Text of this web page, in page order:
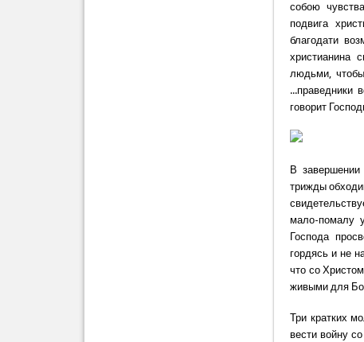
собою
подвига
благодати
христианина
людьми,
...праведники
говорит
В
трижды
мало-помалу
Господа
гордясь и не
что со
живыми для
Три кратких
вести войну